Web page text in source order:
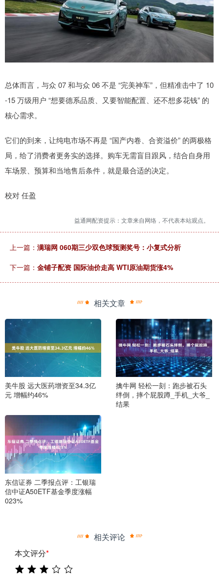
总体而言，与众 07 和与众 06 不是 “完美神车”，但精准击中了 10
-15 万级用户 “想要德系品质、又要智能配置、还不想多花钱” 的
核心需求。
它们的到来，让纯电市场不再是 “国产内卷、合资溢价” 的两极格
局，给了消费者更务实的选择。购车无需盲目跟风，结合自身用
车场景、预算和当地售后条件，就是最合适的决定。
校对 任盈
益通网配资提示：文章来自网络，不代表本站观点。
上一篇： 满瑞网 060期三少双色球预测奖号：小复式分析
下一篇： 金铺子配资 国际油价走高 WTI原油期货涨4%
相关文章
美牛股 远大医药增资至34.3亿
元 增幅约46%
擒牛网 轻松一刻：跑步被石头
绊倒，摔个屁股蹲_手机_大爷_
结果
东信证券 二季报点评：工银瑞
信中证A50ETF基金季度涨幅
023%
相关评论
本文评分*